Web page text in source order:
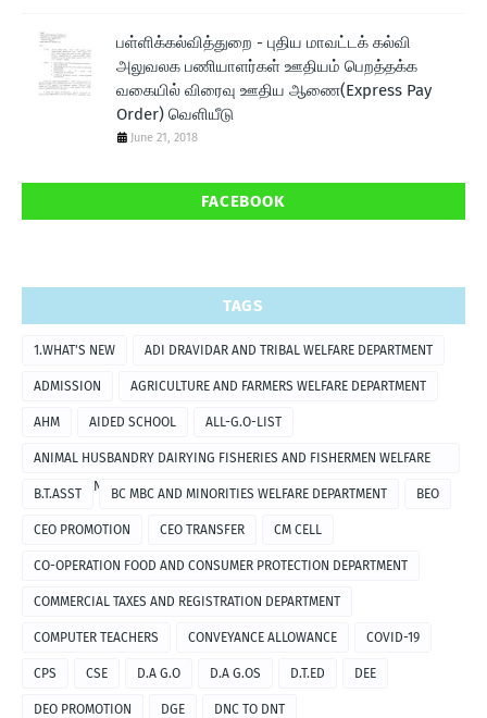
பள்ளிக்கல்வித்துறை - புதிய மாவட்டக் கல்வி
அலுவலக பணியாளர்கள் ஊதியம் பெறத்தக்க
வகையில் விரைவு ஊதிய ஆணை(Express Pay
Order) வெளியீடு
June 21, 2018
FACEBOOK
TAGS
1.WHAT'S NEW ADI DRAVIDAR AND TRIBAL WELFARE DEPARTMENT
ADMISSION AGRICULTURE AND FARMERS WELFARE DEPARTMENT
AHM AIDED SCHOOL ALL-G.O-LIST
ANIMAL HUSBANDRY DAIRYING FISHERIES AND FISHERMEN WELFARE
DEPARTMENT
B.T.ASST BC MBC AND MINORITIES WELFARE DEPARTMENT BEO
CEO PROMOTION CEO TRANSFER CM CELL
CO-OPERATION FOOD AND CONSUMER PROTECTION DEPARTMENT
COMMERCIAL TAXES AND REGISTRATION DEPARTMENT
COMPUTER TEACHERS CONVEYANCE ALLOWANCE COVID-19
CPS CSE D.A G.O D.A G.OS D.T.ED DEE
DEO PROMOTION DGE DNC TO DNT